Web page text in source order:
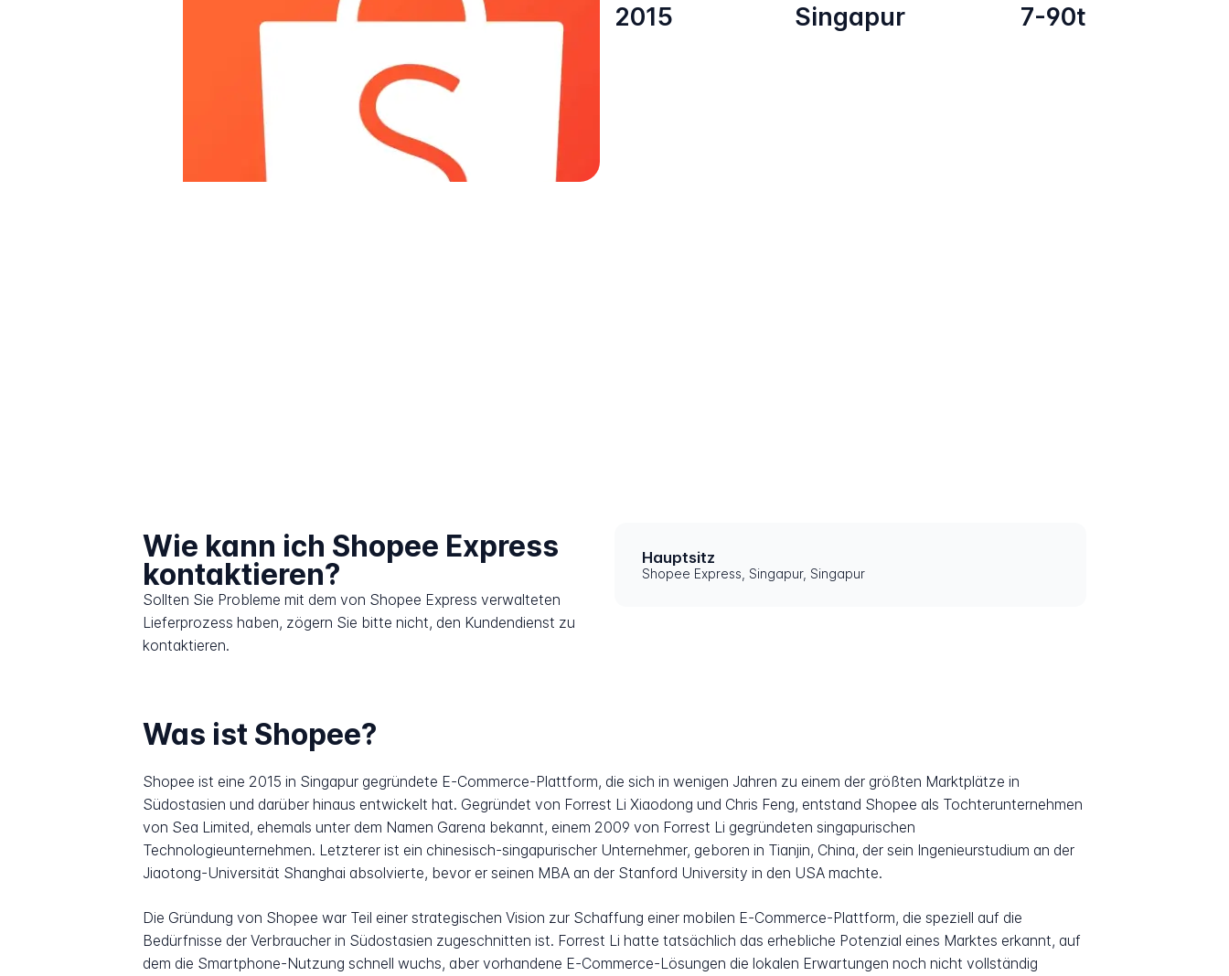
2015 Singapur 7-90t
Wie kann ich Shopee Express
kontaktieren?
Sollten Sie Probleme mit dem von Shopee Express verwalteten
Lieferprozess haben, zögern Sie bitte nicht, den Kundendienst zu
kontaktieren.
Hauptsitz
Shopee Express, Singapur, Singapur
Was ist Shopee?
Shopee ist eine 2015 in Singapur gegründete E-Commerce-Plattform, die sich in wenigen Jahren zu einem der größten Marktplätze in
Südostasien und darüber hinaus entwickelt hat. Gegründet von Forrest Li Xiaodong und Chris Feng, entstand Shopee als Tochterunternehmen
von Sea Limited, ehemals unter dem Namen Garena bekannt, einem 2009 von Forrest Li gegründeten singapurischen
Technologieunternehmen. Letzterer ist ein chinesisch-singapurischer Unternehmer, geboren in Tianjin, China, der sein Ingenieurstudium an der
Jiaotong-Universität Shanghai absolvierte, bevor er seinen MBA an der Stanford University in den USA machte.
Die Gründung von Shopee war Teil einer strategischen Vision zur Schaffung einer mobilen E-Commerce-Plattform, die speziell auf die
Bedürfnisse der Verbraucher in Südostasien zugeschnitten ist. Forrest Li hatte tatsächlich das erhebliche Potenzial eines Marktes erkannt, auf
dem die Smartphone-Nutzung schnell wuchs, aber vorhandene E-Commerce-Lösungen die lokalen Erwartungen noch nicht vollständig